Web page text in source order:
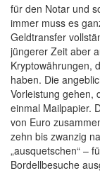
für den Notar und
immer muss es
Geldtransfer
jüngerer Zeit aber
Kryptowährungen,
haben. Die
Vorleistung gehen,
einmal Mailpapier.
von Euro
zehn bis zwanzig
„ausquetschen“ –
Bordellbesuche